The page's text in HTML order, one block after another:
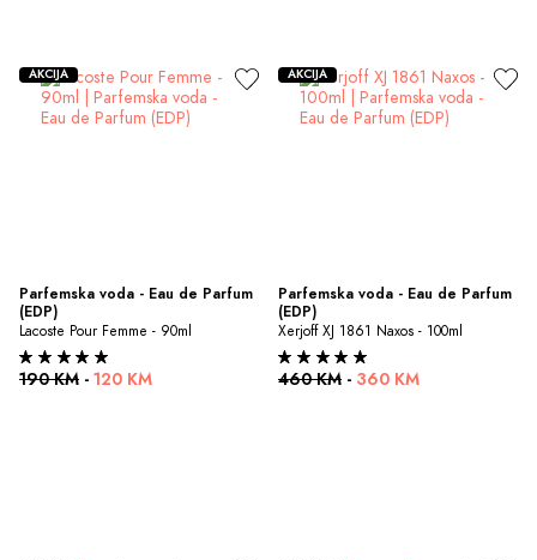
Parfemska voda - Eau de Parfum
(EDP)
Lacoste Pour Femme - 90ml
190 KM - 120 KM
AKCIJA
Parfemska voda - Eau de Parfum
(EDP)
Xerjoff XJ 1861 Naxos - 100ml
460 KM - 360 KM
AKCIJA